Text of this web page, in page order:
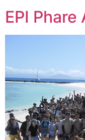
EPI Phare